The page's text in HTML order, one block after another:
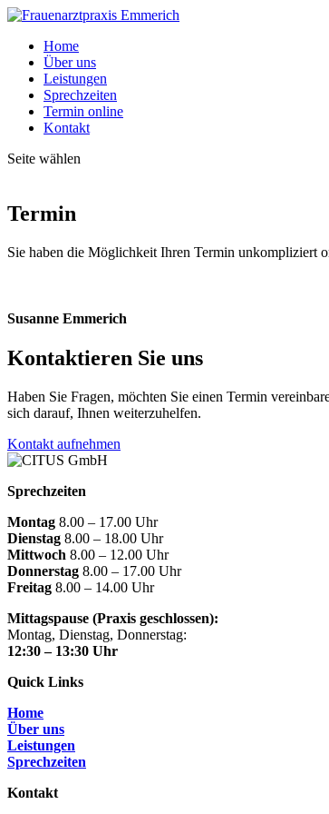
Home
Über uns
Leistungen
Sprechzeiten
Termin online
Kontakt
Seite wählen
Termin
Sie haben die Möglichkeit Ihren Termin unkompliziert
Susanne Emmerich
Kontaktieren Sie uns
Haben Sie Fragen, möchten Sie einen Termin
sich darauf, Ihnen weiterzuhelfen.
Kontakt aufnehmen
Sprechzeiten
Montag 8.00 – 17.00 Uhr
Dienstag 8.00 – 18.00 Uhr
Mittwoch 8.00 – 12.00 Uhr
Donnerstag 8.00 – 17.00 Uhr
Freitag 8.00 – 14.00 Uhr
Mittagspause (Praxis geschlossen):
Montag, Dienstag, Donnerstag:
12:30 – 13:30 Uhr
Quick Links
Home
Über uns
Leistungen
Sprechzeiten
Kontakt